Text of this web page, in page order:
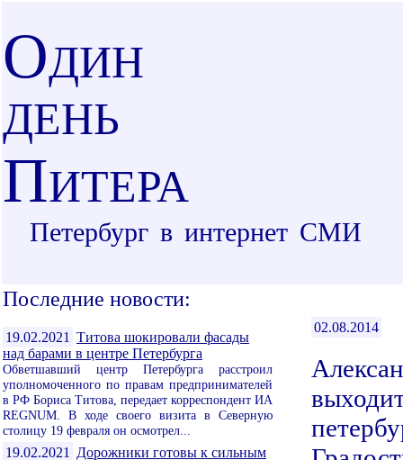
ОДИН
ДЕНЬ
ПИТЕРА
Петербург в интернет СМИ
Последние новости:
19.02.2021 Титова шокировали фасады
над барами в центре Петербурга
Обветшавший центр Петербурга расстроил
уполномоченного по правам предпринимателей
в РФ Бориса Титова, передает корреспондент ИА
REGNUM. В ходе своего визита в Северную
столицу 19 февраля он осмотрел...
19.02.2021
Дорожники готовы к сильным
02.08.2014